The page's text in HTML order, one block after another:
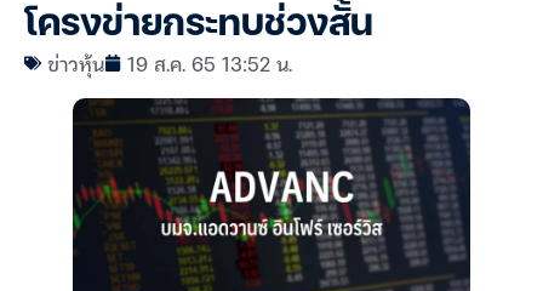
โครงข่ายกระทบช่วงสั้น
ข่าวหุ้น 19 ส.ค. 65 13:52 น.